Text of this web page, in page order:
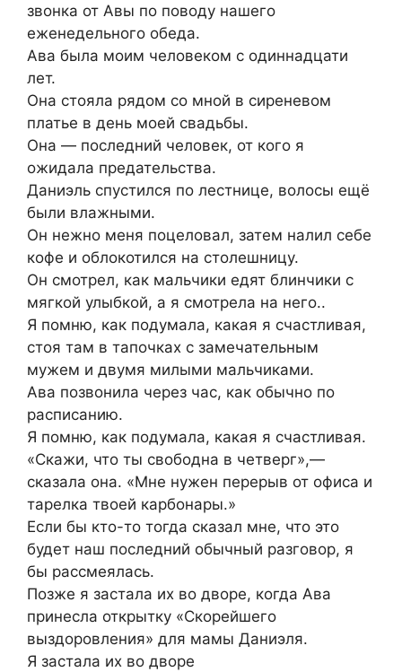
звонка от Авы по поводу нашего
еженедельного обеда.
Ава была моим человеком с одиннадцати
лет.
Она стояла рядом со мной в сиреневом
платье в день моей свадьбы.
Она — последний человек, от кого я
ожидала предательства.
Даниэль спустился по лестнице, волосы ещё
были влажными.
Он нежно меня поцеловал, затем налил себе
кофе и облокотился на столешницу.
Он смотрел, как мальчики едят блинчики с
мягкой улыбкой, а я смотрела на него..
Я помню, как подумала, какая я счастливая,
стоя там в тапочках с замечательным
мужем и двумя милыми мальчиками.
Ава позвонила через час, как обычно по
расписанию.
Я помню, как подумала, какая я счастливая.
«Скажи, что ты свободна в четверг»,—
сказала она. «Мне нужен перерыв от офиса и
тарелка твоей карбонары.»
Если бы кто-то тогда сказал мне, что это
будет наш последний обычный разговор, я
бы рассмеялась.
Позже я застала их во дворе, когда Ава
принесла открытку «Скорейшего
выздоровления» для мамы Даниэля.
Я застала их во дворе